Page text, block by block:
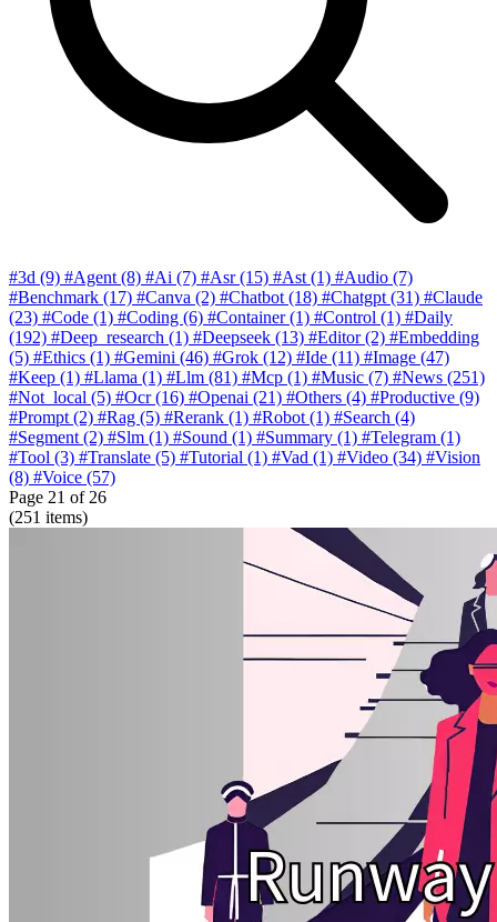
#3d (9) #Agent (8) #Ai (7) #Asr(15) #Ast (1) #Audio (7)
#Benchmark (17) #Canva (2) #Chatbot (18) #Chatgpt (31) #Claude
(23) #Code (1) #Coding (6) #Container(1) #Control (1) #Daily
(192) #Deep_research (1) #Deepseek (13) #Editor(2) #Embedding
(5) #Ethics (1) #Gemini (46) #Grok (12) #Ide (11) #Image (47)
#Keep (1) #Llama (1) #Llm (81) #Mcp (1) #Music (7) #News (251)
#Not_local (5) #Ocr(16) #Openai (21) #Others (4) #Productive (9)
#Prompt (2) #Rag (5) #Rerank (1) #Robot (1) #Search (4)
#Segment (2) #Slm (1) #Sound (1) #Summary (1) #Telegram (1)
#Tool (3) #Translate (5) #Tutorial (1) #Vad (1) #Video (34) #Vision
(8) #Voice (57)
Page 21 of 26
(251 items)